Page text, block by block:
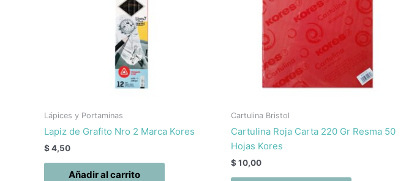
Lápices y Portaminas
Lapiz de Grafito Nro 2 Marca Kores
$4,50
Añadir al carrito
Cartulina Bristol
Cartulina Roja Carta 220 Gr Resma 50
Hojas Kores
$10,00